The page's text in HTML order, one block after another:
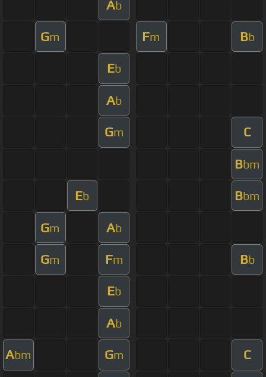
Ab
Gm Fm Bb
Eb
Ab
Gm C
Bbm
Eb Bbm
Gm Ab
Gm Fm Bb
Eb
Ab
Abm Gm C